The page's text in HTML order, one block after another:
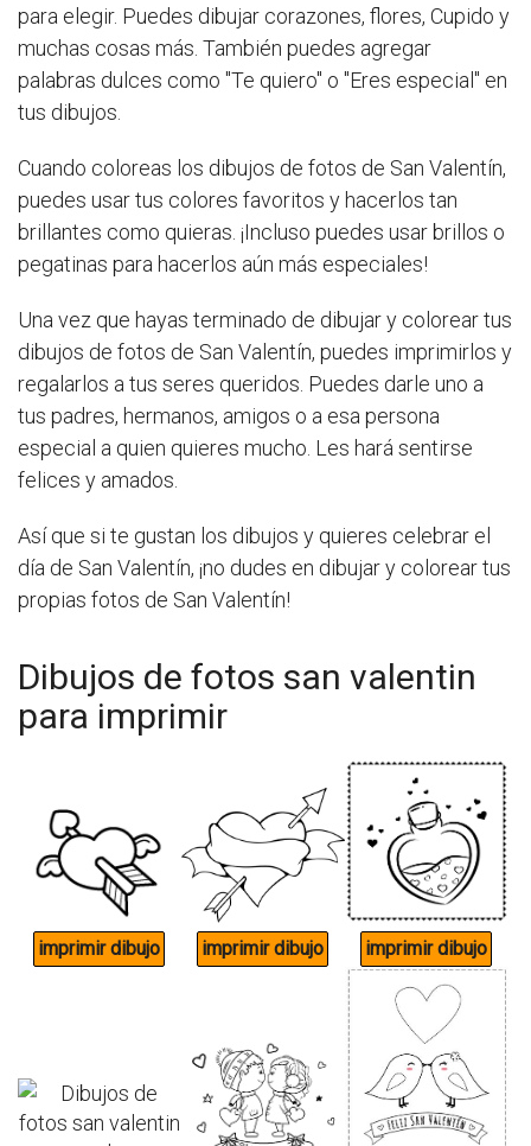
para elegir. Puedes dibujar corazones, flores, Cupido y
muchas cosas más. También puedes agregar
palabras dulces como "Te quiero" o "Eres especial" en
tus dibujos.
Cuando coloreas los dibujos de fotos de San Valentín,
puedes usar tus colores favoritos y hacerlos tan
brillantes como quieras. ¡Incluso puedes usar brillos o
pegatinas para hacerlos aún más especiales!
Una vez que hayas terminado de dibujar y colorear tus
dibujos de fotos de San Valentín, puedes imprimirlos y
regalarlos a tus seres queridos. Puedes darle uno a
tus padres, hermanos, amigos o a esa persona
especial a quien quieres mucho. Les hará sentirse
felices y amados.
Así que si te gustan los dibujos y quieres celebrar el
día de San Valentín, ¡no dudes en dibujar y colorear tus
propias fotos de San Valentín!
Dibujos de fotos san valentin
para imprimir